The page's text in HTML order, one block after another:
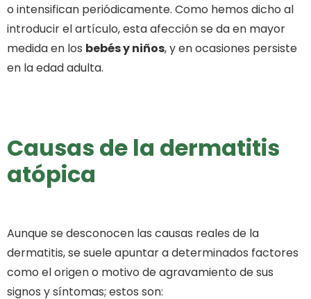
o intensifican periódicamente. Como hemos dicho al
introducir el artículo, esta afección se da en mayor
medida en los bebés y niños, y en ocasiones persiste
en la edad adulta.
Causas de la dermatitis
atópica
Aunque se desconocen las causas reales de la
dermatitis, se suele apuntar a determinados factores
como el origen o motivo de agravamiento de sus
signos y síntomas; estos son: